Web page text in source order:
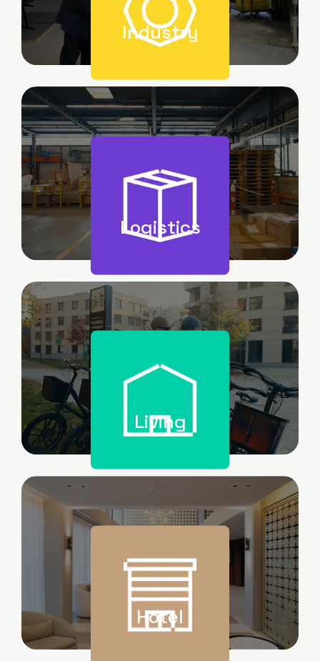
Industry
Image
Logistics
Image
Living
Image
Hotel